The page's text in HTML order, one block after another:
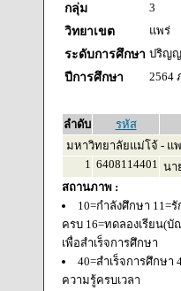
กลุ่ม
3
วิทยาเขต
แพร่
ระดับการศึกษา ปริญญ
ปีการศึกษา
2564
ลำดับ
รหัส
มหาวิทยาลัยแม่โจ้ - แ
1 6408114401 นา
สถานภาพ :
10=กำลังศึกษา 11=
ครบ 16=ทดลองเรียน(
เพื่อสำเร็จการศึกษา
40=สำเร็จการศึกษา
ความรู้ครบเวลา